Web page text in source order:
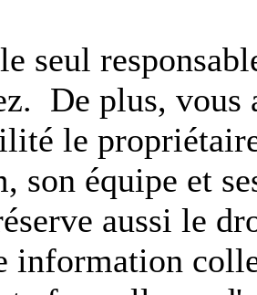
seul
De plus, vous
le
son équipe et
aussi le
information